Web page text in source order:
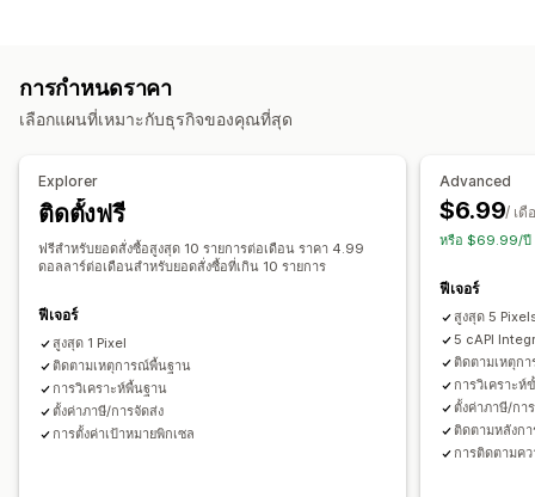
การจัดการแคมเปญ
การวิเคราะห์ประสิทธิภาพ
เมตริกการมีส่วนร่วม
จำนวนอิมเพรสชั่น การระบุแหล่งที่มาของ UTM
การตลาดและการขาย
การระบุแหล่งที่มาทางการตลาด
การวิเคราะห์การชำระเงิน
ภาพและรายงาน
แดชบอร์ดการวิเคราะห์
การกำหนดราคา
เลือกแผนที่เหมาะกับธุรกิจของคุณที่สุด
Explorer
ติดตั้งฟรี
ฟรีสำหรับยอดสั่งซื้อสูงสุด 10 รายการต่อเดือน ราคา 4.99
ดอลลาร์ต่อเดือนสำหรับยอดสั่งซื้อที่เกิน 10 รายการ
ฟีเจอร์
สูงสุด 1 Pixel
ติดตามเหตุการณ์พื้นฐาน
การวิเคราะห์พื้นฐาน
ตั้งค่าภาษี/การจัดส่ง
การตั้งค่าเป้าหมายพิกเซล
Advanced
$6.99/ เดื
หรือ $69.99/ปี
ฟีเจอร์
สูงสุด 5
5 cAPI
ติดตามเหตุก
การวิเคราะห์
ตั้งค่าภาษี/กา
ติดตามหลังก
การติดตามค